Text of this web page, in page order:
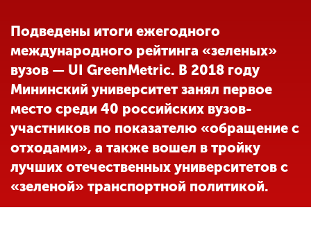
Наука
Международная
деятельность
Другие виды
деятельности
Студенческая жизнь
Подведены итоги ежегодного
международного рейтинга «зеленых»
вузов — UI GreenMetric. В 2018 году
Мининский университет занял первое
место среди 40 российских вузов-
участников по показателю «обращение с
отходами», а также вошел в тройку
лучших отечественных университетов с
«зеленой» транспортной политикой.